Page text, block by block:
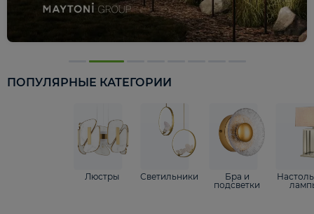
ПОПУЛЯРНЫЕ КАТЕГОРИИ
Люстры Светильники
Бра и
подсветки